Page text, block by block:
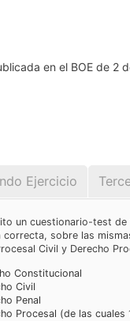
en el BOE de 2
Ejercicio
un cuestionario-test
sobre las
Civil y Derecho
Constitucional
Civil
Penal
Procesal (de las